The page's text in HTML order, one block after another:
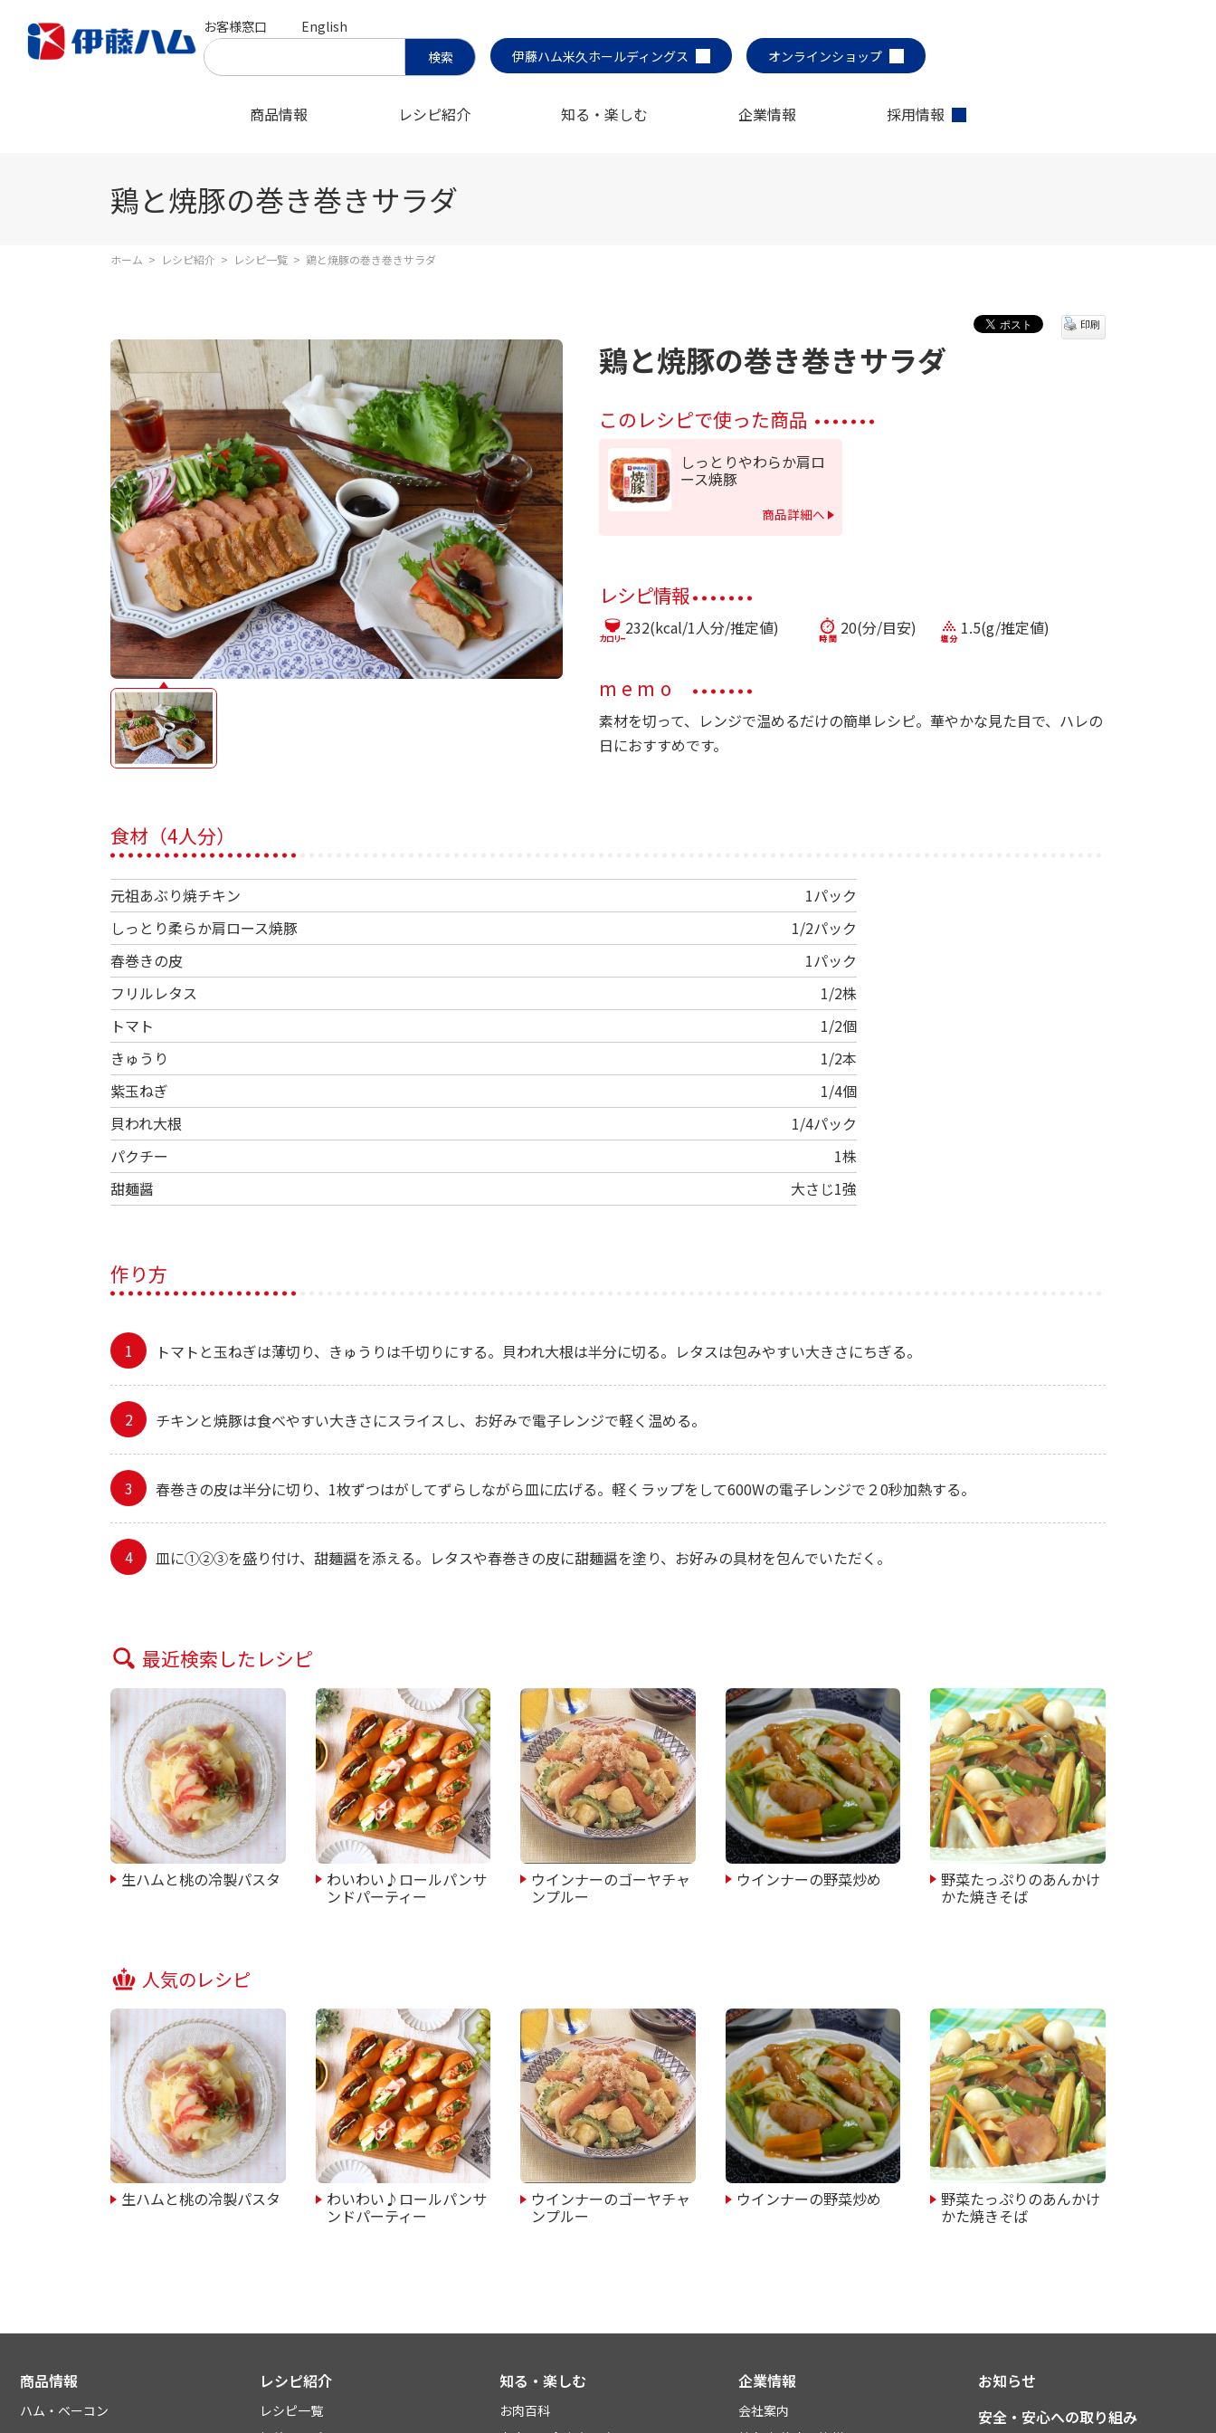
お客様窓口
English
伊藤ハム米久ホールディングス
オンラインショップ
商品情報 レシピ紹介 知る・楽しむ 企業情報 採用情報
鶏と焼豚の巻き巻きサラダ
ホーム > レシピ紹介 > レシピ一覧 > 鶏と焼豚の巻き巻きサラダ
鶏と焼豚の巻き巻きサラダ
印刷
このレシピで使った商品
しっとりやわらか肩ロ
ース焼豚
商品詳細へ
レシピ情報
232(kcal/1人分/推定値) 20(分/目安) 1.5(g/推定値)
memo
素材を切って、レンジで温めるだけの簡単レシピ。華やかな見た目で、ハレの
日におすすめです。
食材（4人分）
元祖あぶり焼チキン
1パック
しっとり柔らか肩ロース焼豚
1/2パック
春巻きの皮
1パック
フリルレタス
1/2株
トマト
1/2個
きゅうり
1/2本
紫玉ねぎ
1/4個
貝われ大根
1/4パック
パクチー
1株
甜麺醤
大さじ1強
作り方
トマトと玉ねぎは薄切り、きゅうりは千切りにする。貝われ大根は半分に切る。レタスは包みやすい大きさにちぎる。
チキンと焼豚は食べやすい大きさにスライスし、お好みで電子レンジで軽く温める。
春巻きの皮は半分に切り、1枚ずつはがしてずらしながら皿に広げる。軽くラップをして600Wの電子レンジで２0秒加熱する。
皿に①②③を盛り付け、甜麺醤を添える。レタスや春巻きの皮に甜麺醤を塗り、お好みの具材を包んでいただく。
最近検索したレシピ
生ハムと桃の冷製パスタ わいわい♪ロールパンサ
ンドパーティー
ウインナーのゴーヤチャ
ンプルー
ウインナーの野菜炒め 野菜たっぷりのあんかけ
かた焼きそば
人気のレシピ
生ハムと桃の冷製パスタ わいわい♪ロールパンサ
ンドパーティー
ウインナーのゴーヤチャ
ンプルー
ウインナーの野菜炒め 野菜たっぷりのあんかけ
かた焼きそば
商品情報
ハム・ベーコン
レシピ紹介
レシピ一覧
知る・楽しむ
お肉百科
企業情報
会社案内
お知らせ
安全・安心への取り組み